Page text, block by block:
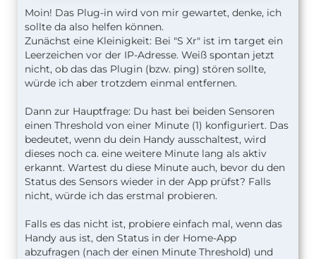
Moin! Das Plug-in wird von mir gewartet, denke, ich
sollte da also helfen können.
Zunächst eine Kleinigkeit: Bei "S Xr" ist im target ein
Leerzeichen vor der IP-Adresse. Weiß spontan jetzt
nicht, ob das das Plugin (bzw. ping) stören sollte,
würde ich aber trotzdem einmal entfernen.
Dann zur Hauptfrage: Du hast bei beiden Sensoren
einen Threshold von einer Minute (1) konfiguriert. Das
bedeutet, wenn du dein Handy ausschaltest, wird
dieses noch ca. eine weitere Minute lang als aktiv
erkannt. Wartest du diese Minute auch, bevor du den
Status des Sensors wieder in der App prüfst? Falls
nicht, würde ich das erstmal probieren.
Falls es das nicht ist, probiere einfach mal, wenn das
Handy aus ist, den Status in der Home-App
abzufragen (nach der einen Minute Threshold) und